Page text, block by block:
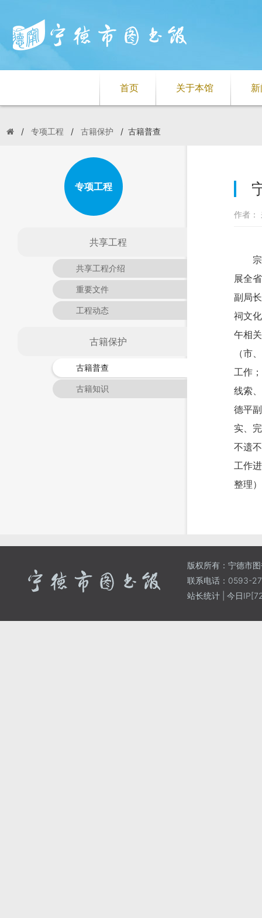
首页 关于本馆
/ 专项工程 / 古籍保护 / 古籍普查
专项工程
共享工程
共享工程介绍
重要文件
工程动态
古籍保护
古籍普查
古籍知识
作者：
展全
副局
祠文
午相
（市
工作
线索
德平
实、
不遗
工作
整理
版权所有：宁德市
联系电话：0593-
站长统计 | 今日